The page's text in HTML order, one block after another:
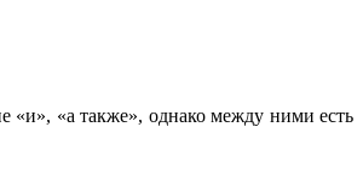
«и», «а также», однако между ними есть